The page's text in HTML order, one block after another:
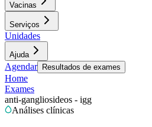
Vacinas
Serviços
Unidades
Ajuda
Agendar Resultados de exames
Home
Exames
anti-gangliosideos - igg
Análises clínicas